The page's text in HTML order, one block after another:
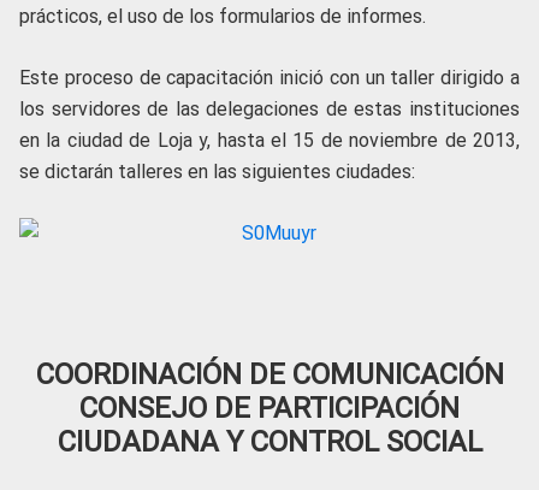
prácticos, el uso de los formularios de informes.
Este proceso de capacitación inició con un taller dirigido a
los servidores de las delegaciones de estas instituciones
en la ciudad de Loja y, hasta el 15 de noviembre de 2013,
se dictarán talleres en las siguientes ciudades:
COORDINACIÓN DE COMUNICACIÓN
CONSEJO DE PARTICIPACIÓN
CIUDADANA Y CONTROL SOCIAL